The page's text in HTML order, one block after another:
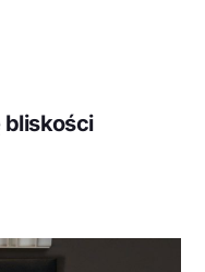
bliskości